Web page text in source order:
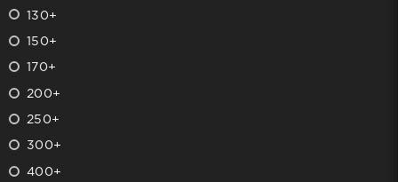
130+
150+
170+
200+
250+
300+
400+